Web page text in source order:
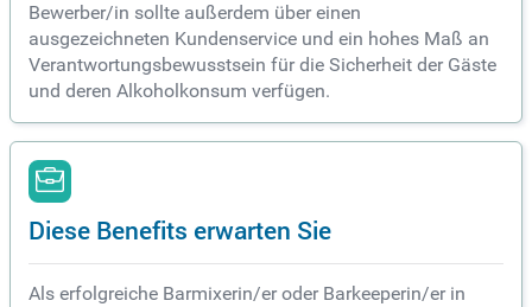
Bewerber/in sollte außerdem über einen
ausgezeichneten Kundenservice und ein hohes Maß an
Verantwortungsbewusstsein für die Sicherheit der Gäste
und deren Alkoholkonsum verfügen.
Diese Benefits erwarten Sie
Als erfolgreiche Barmixerin/er oder Barkeeperin/er in